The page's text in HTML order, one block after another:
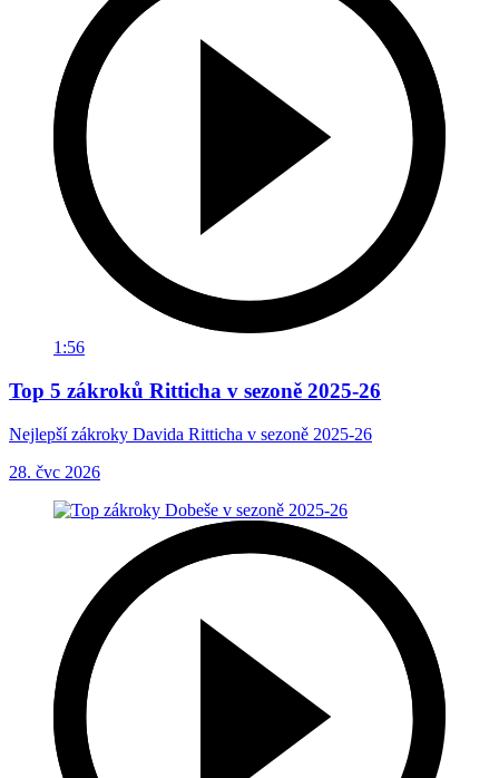
1:56
Top 5 zákroků Ritticha v sezoně 2025-26
Nejlepší zákroky Davida Ritticha v sezoně 2025-26
28. čvc 2026